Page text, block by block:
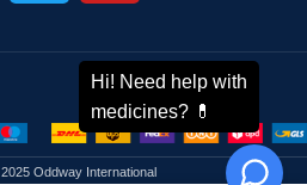
Sistema de envío:
2025 Oddway International